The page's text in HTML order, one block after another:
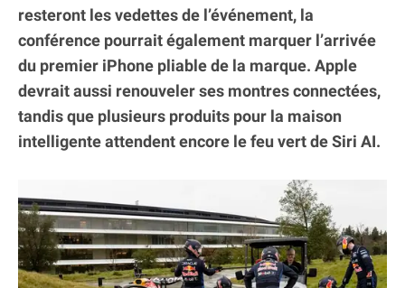
resteront les vedettes de l’événement, la
conférence pourrait également marquer l’arrivée
du premier iPhone pliable de la marque. Apple
devrait aussi renouveler ses montres connectées,
tandis que plusieurs produits pour la maison
intelligente attendent encore le feu vert de Siri AI.